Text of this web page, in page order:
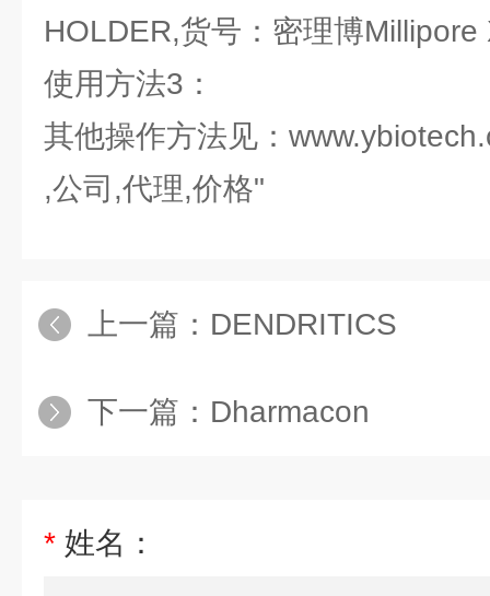
HOLDER,货号：密理博
使用方法3：
其他操作方法见：
,公司,代理,价格"
上一篇： DENDRITICS
下一篇： Dharmacon
* 姓名：